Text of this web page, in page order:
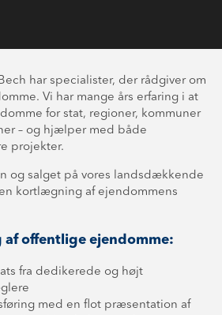
har specialister, der rådgiver om
Vi har mange års erfaring i at
for stat, regioner, kommuner
– og hjælper med både
projekter.
og salget på vores landsdækkende
kortlægning af ejendommens
af offentlige ejendomme:
fra dedikerede og højt
med en flot præsentation af